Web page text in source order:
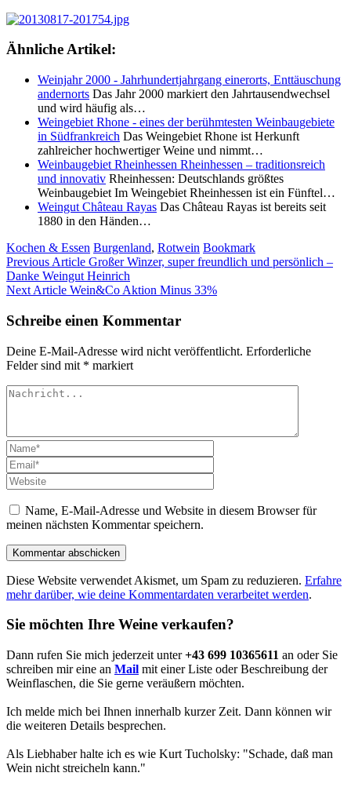
Ähnliche Artikel:
Weinjahr 2000 - Jahrhundertjahrgang einerorts, Enttäuschung
andernorts Das Jahr 2000 markiert den Jahrtausendwechsel
und wird häufig als…
Weingebiet Rhone - eines der berühmtesten Weinbaugebiete
in Südfrankreich Das Weingebiet Rhone ist Herkunft
zahlreicher hochwertiger Weine und nimmt…
Weinbaugebiet Rheinhessen Rheinhessen – traditionsreich
und innovativ Rheinhessen: Deutschlands größtes
Weinbaugebiet Im Weingebiet Rheinhessen ist ein Fünftel…
Weingut Château Rayas Das Château Rayas ist bereits seit
1880 in den Händen…
Kochen & Essen Burgenland, Rotwein Bookmark
Previous Article Großer Winzer, super freundlich und persönlich –
Danke Weingut Heinrich
Next Article Wein&Co Aktion Minus 33%
Schreibe einen Kommentar
Deine E-Mail-Adresse wird nicht veröffentlicht. Erforderliche
Felder sind mit * markiert
Name, E-Mail-Adresse und Website in diesem Browser für
meinen nächsten Kommentar speichern.
Diese Website verwendet Akismet, um Spam zu reduzieren. Erfahre
mehr darüber, wie deine Kommentardaten verarbeitet werden.
Sie möchten Ihre Weine verkaufen?
Dann rufen Sie mich jederzeit unter+43 699 10365611 an oder Sie
schreiben mir eine an Mail mit einer Liste oder Beschreibung der
Weinflaschen, die Sie gerne veräußern möchten.
Ich melde mich bei Ihnen innerhalb kurzer Zeit. Dann können wir
die weiteren Details besprechen.
Als Liebhaber halte ich es wie Kurt Tucholsky: "Schade, daß man
Wein nicht streicheln kann."